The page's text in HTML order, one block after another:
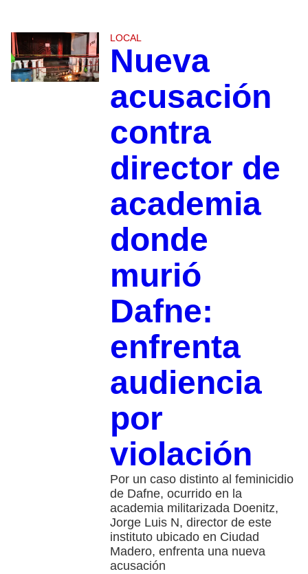
LOCAL
Nueva
acusación
contra
director de
academia
donde
murió
Dafne:
enfrenta
audiencia
por
violación
Por un caso distinto al feminicidio
de Dafne, ocurrido en la
academia militarizada Doenitz,
Jorge Luis N, director de este
instituto ubicado en Ciudad
Madero, enfrenta una nueva
acusación